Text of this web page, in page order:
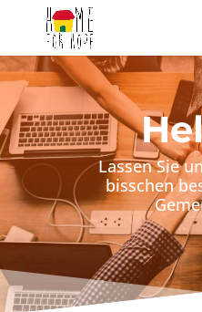
Lassen Sie
bisschen